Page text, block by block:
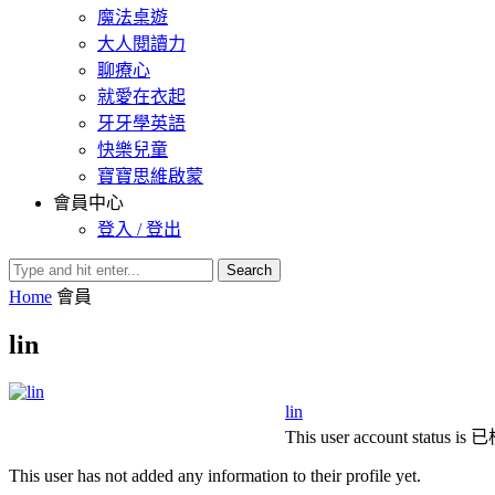
魔法桌遊
大人閱讀力
聊療心
就愛在衣起
牙牙學英語
快樂兒童
寶寶思維啟蒙
會員中心
登入 / 登出
Search
Home 會員
lin
lin
This user account status is
This user has not added any information to their profile yet.